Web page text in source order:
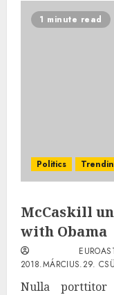
1 minute read
Politics
McCaskill
with Obama
2018.MÁRCIUS.29.
Nulla porttitor